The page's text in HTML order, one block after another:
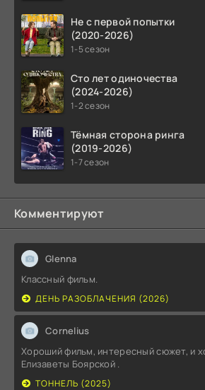
Не с первой попытки
(2020-2026)
1-5 сезон
Сто лет одиночества
(2024-2026)
1-2 сезон
Тёмная сторона ринга
(2019-2026)
1-7 сезон
Комментируют
Glenna
Классный фильм.
ДЕНЬ РАЗОБЛАЧЕНИЯ (2026)
Cornelius
Хороший фильм, интересный сюжет, и
Елизаветы Боярской .
ТОННЕЛЬ (2025)